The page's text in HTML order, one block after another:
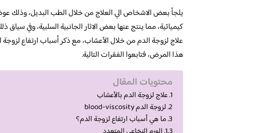
يلجأ بعض الاشخاص الي العلاج من خلال الطب البديل، وذلك
كيميائية، مما ينتج عنها بعض الاثار الجانبية السلبية، وفي
علاج لزوجة الدم من خلال الأعشاب، مع ذكر أسباب ارتفاع
هذا المرض، فتابعوا الفقرات التالية.
محتويات المقال
علاج لزوجة الدم بالأعشاب
لزوجة الدم blood-viscosity
ما هي أسباب ارتفاع لزوجة الدم؟